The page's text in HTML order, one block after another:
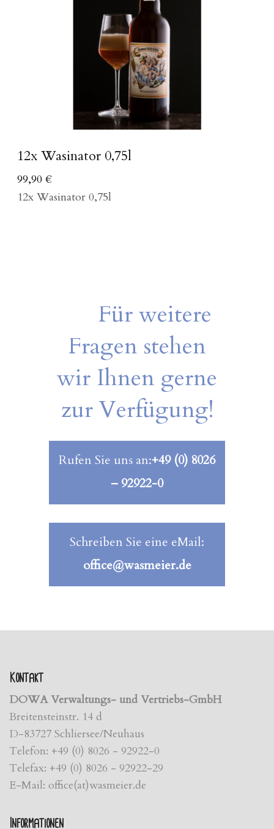
12x Wasinator 0,75l
99,90 €
12x Wasinator 0,75l
Für weitere
Fragen stehen
wir Ihnen gerne
zur Verfügung!
Rufen Sie uns an:+49 (0) 8026
– 92922-0
Schreiben Sie eine eMail:
office@wasmeier.de
Kontakt
DOWA Verwaltungs- und Vertriebs-GmbH
Breitensteinstr. 14 d
D-83727 Schliersee/Neuhaus
Telefon: +49 (0) 8026 - 92922-0
Telefax: +49 (0) 8026 - 92922-29
E-Mail: office(at)wasmeier.de
Informationen